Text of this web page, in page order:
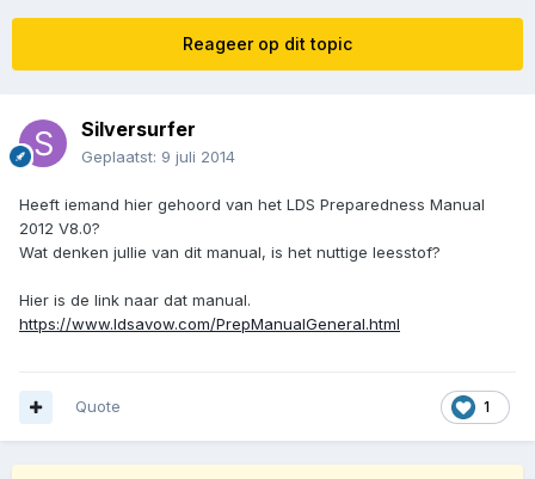
Reageer op dit topic
Silversurfer
Geplaatst: 9 juli 2014
Heeft iemand hier gehoord van het LDS Preparedness Manual
2012 V8.0?
Wat denken jullie van dit manual, is het nuttige leesstof?
Hier is de link naar dat manual.
https://www.ldsavow.com/PrepManualGeneral.html
1
Quote